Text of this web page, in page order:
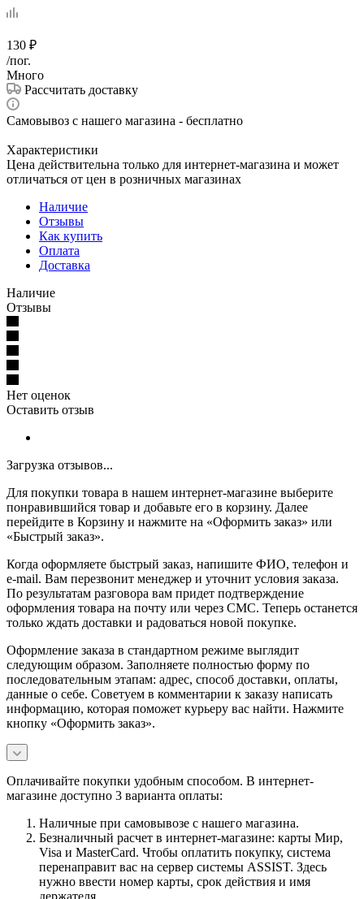
130 ₽
/пог.
Много
Рассчитать доставку
Самовывоз с нашего магазина - бесплатно
Характеристики
Цена действительна только для интернет-магазина и может
отличаться от цен в розничных магазинах
Наличие
Отзывы
Как купить
Оплата
Доставка
Наличие
Отзывы
Нет оценок
Оставить отзыв
Загрузка отзывов...
Для покупки товара в нашем интернет-магазине выберите
понравившийся товар и добавьте его в корзину. Далее
перейдите в Корзину и нажмите на «Оформить заказ» или
«Быстрый заказ».
Когда оформляете быстрый заказ, напишите ФИО, телефон и
e-mail. Вам перезвонит менеджер и уточнит условия заказа.
По результатам разговора вам придет подтверждение
оформления товара на почту или через СМС. Теперь останется
только ждать доставки и радоваться новой покупке.
Оформление заказа в стандартном режиме выглядит
следующим образом. Заполняете полностью форму по
последовательным этапам: адрес, способ доставки, оплаты,
данные о себе. Советуем в комментарии к заказу написать
информацию, которая поможет курьеру вас найти. Нажмите
кнопку «Оформить заказ».
Оплачивайте покупки удобным способом. В интернет-
магазине доступно 3 варианта оплаты:
Наличные при самовывозе с нашего магазина.
Безналичный расчет в интернет-магазине: карты Мир,
Visa и MasterCard. Чтобы оплатить покупку, система
перенаправит вас на сервер системы ASSIST. Здесь
нужно ввести номер карты, срок действия и имя
держателя.